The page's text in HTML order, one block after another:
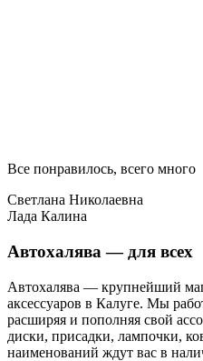
Все понравилось, всего много
Светлана Николаевна
Лада Калина
Автохалява — для всех
Автохалява — крупнейший
аксессуаров в Калуге. Мы
расширяя и пополняя свой
диски, присадки, лампочки,
наименований ждут вас в